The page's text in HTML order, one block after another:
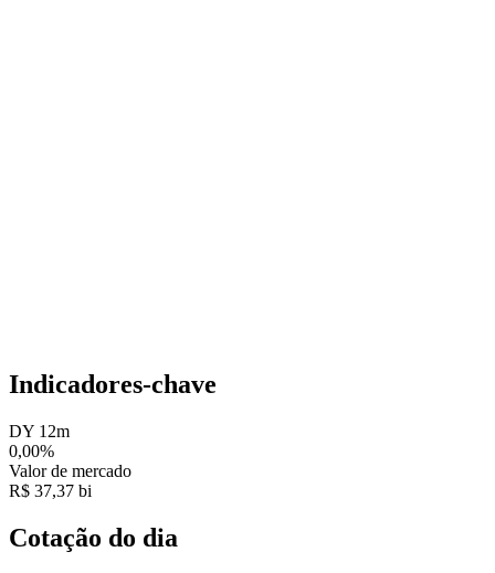
Indicadores-chave
DY 12m
0,00%
Valor de mercado
R$ 37,37 bi
Cotação do dia